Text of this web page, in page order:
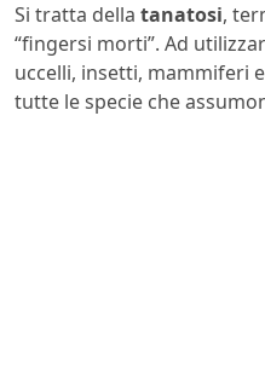
Si tratta della tanatosi,
“fingersi morti”. Ad
uccelli, insetti, mammiferi
tutte le specie che